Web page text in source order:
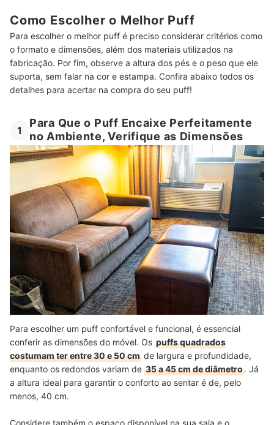
Como Escolher o Melhor Puff
Para escolher o melhor puff é preciso considerar critérios como
o formato e dimensões, além dos materiais utilizados na
fabricação. Por fim, observe a altura dos pés e o peso que ele
suporta, sem falar na cor e estampa. Confira abaixo todos os
detalhes para acertar na compra do seu puff!
1
Para Que o Puff Encaixe Perfeitamente
no Ambiente, Verifique as Dimensões
Para escolher um puff confortável e funcional, é essencial
conferir as dimensões do móvel. Os puffs quadrados
costumam ter entre 30 e 50 cm de largura e profundidade,
enquanto os redondos variam de 35 a 45 cm de diâmetro. Já
a altura ideal para garantir o conforto ao sentar é de, pelo
menos, 40 cm.
Considere também o espaço disponível na sua sala e o